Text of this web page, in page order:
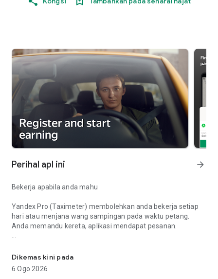
Perihal apl ini arrow_forward
Bekerja apabila anda mahu
Yandex Pro (Taximeter) membolehkan anda bekerja setiap
hari atau menjana wang sampingan pada waktu petang.
Anda memandu kereta, aplikasi mendapat pesanan.
Muat turun aplikasi dan daftar. Pergi melalui beberapa
formaliti dengan syarikat teksi dan mula bekerja. Yandex Pro
Dikemas kini pada
6 Ogo 2026